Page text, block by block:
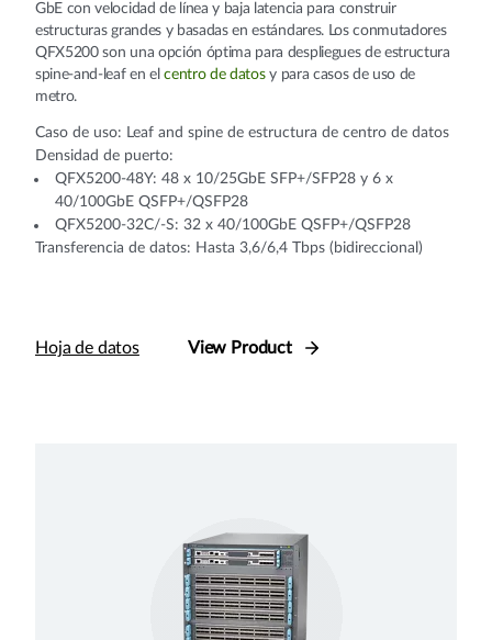
GbE con velocidad de línea y baja latencia para construir
estructuras grandes y basadas en estándares. Los conmutadores
QFX5200 son una opción óptima para despliegues de estructura
spine-and-leaf en elcentro de datosy para casos de uso de
metro.
Caso de uso: Leaf and spine de estructura de centro de datos
Densidad de puerto:
QFX5200-48Y: 48 x 10/25GbE SFP+/SFP28 y 6 x
40/100GbE QSFP+/QSFP28
QFX5200-32C/-S: 32 x 40/100GbE QSFP+/QSFP28
Transferencia de datos: Hasta 3,6/6,4 Tbps (bidireccional)
Hoja de datos View Product